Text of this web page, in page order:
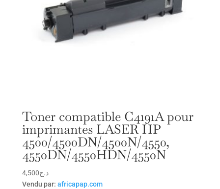
Toner compatible C4191A pour
imprimantes LASER HP
4500/4500DN/4500N/4550,
4550DN/4550HDN/4550N
د.ج4,500
Vendu par: africapap.com